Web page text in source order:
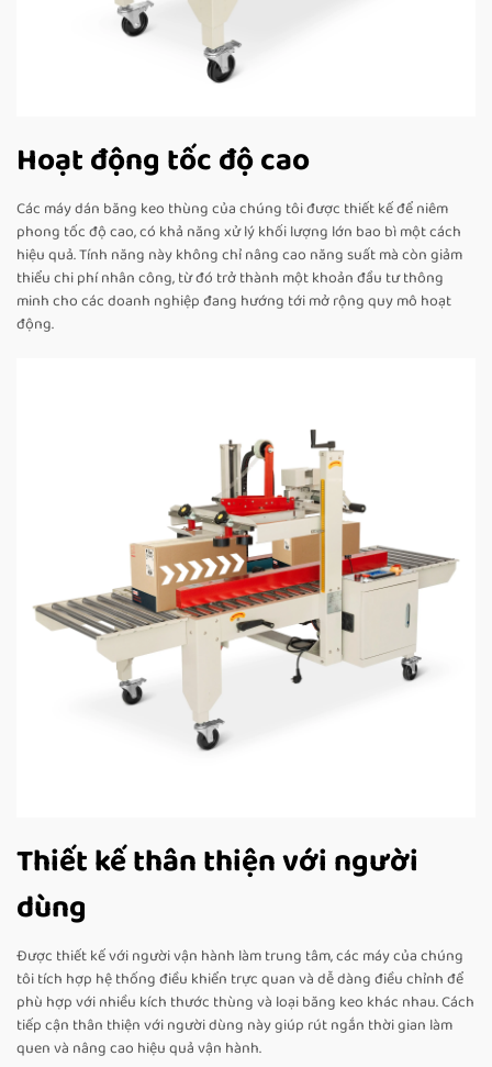
Hoạt động tốc độ cao
Các máy dán băng keo thùng của chúng tôi được thiết kế để niêm
phong tốc độ cao, có khả năng xử lý khối lượng lớn bao bì một cách
hiệu quả. Tính năng này không chỉ nâng cao năng suất mà còn giảm
thiểu chi phí nhân công, từ đó trở thành một khoản đầu tư thông
minh cho các doanh nghiệp đang hướng tới mở rộng quy mô hoạt
động.
Thiết kế thân thiện với người
dùng
Được thiết kế với người vận hành làm trung tâm, các máy của chúng
tôi tích hợp hệ thống điều khiển trực quan và dễ dàng điều chỉnh để
phù hợp với nhiều kích thước thùng và loại băng keo khác nhau. Cách
tiếp cận thân thiện với người dùng này giúp rút ngắn thời gian làm
quen và nâng cao hiệu quả vận hành.